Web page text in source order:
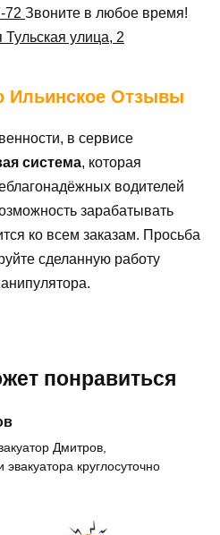
72 Звоните в любое время!
улица, 2
Ильинское Отзывы
в сервисе
система, которая
водителей
зарабатывать
ко всем заказам. Просьба
сделанную работу
понравиться
Дмитров,
круглосуточно